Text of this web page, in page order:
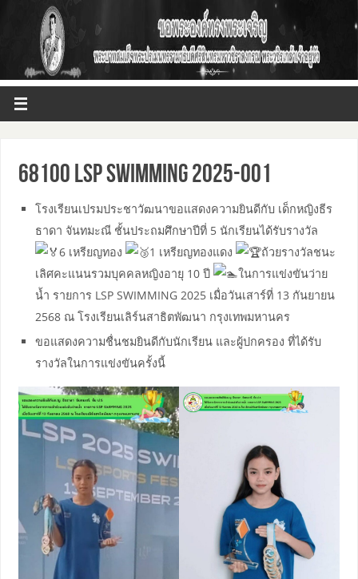
68100 LSP SWIMMING 2025-001
โรงเรียนเปรมประชาวัฒนาขอแสดงความยินดีกับ เด็กหญิงธีร
ธาดา จันทมะณี ชั้นประถมศึกษาปีที่ 5 นักเรียนได้รับรางวัล
6 เหรียญทอง
1 เหรียญทองแดง
ถ้วยรางวัลชนะ
เลิศคะแนนรวมบุคคลหญิงอายุ 10 ปี
ในการแข่งขันว่าย
น้ำ รายการ LSP SWIMMING 2025 เมื่อวันเสาร์ที่ 13 กันยายน
2568 ณ โรงเรียนเลิร์นสาธิตพัฒนา กรุงเทพมหานคร
ขอแสดงความชื่นชมยินดีกับนักเรียน และผู้ปกครอง ที่ได้รับ
รางวัลในการแข่งขันครั้งนี้